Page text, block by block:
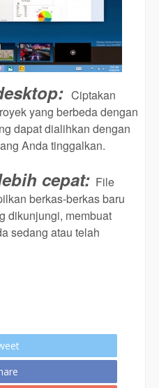
Ciptakan
yang berbeda dengan
dapat dialihkan dengan
Anda tinggalkan.
cepat: File
berkas-berkas baru
dikunjungi, membuat
sedang atau telah